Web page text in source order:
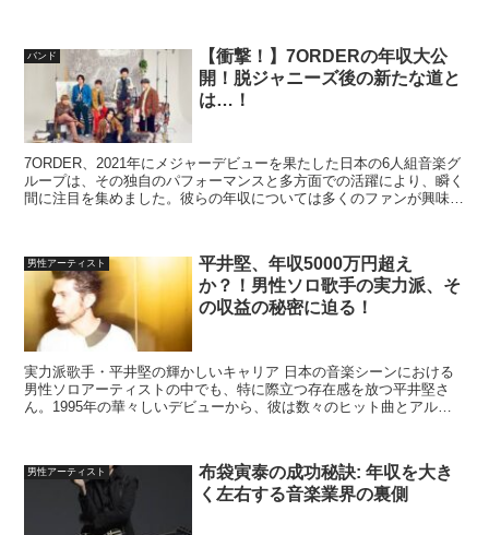
バンド
【衝撃！】7ORDERの年収大公
開！脱ジャニーズ後の新たな道と
は…！
7ORDER、2021年にメジャーデビューを果たした日本の6人組音楽グ
ループは、その独自のパフォーマンスと多方面での活躍により、瞬く
間に注目を集めました。彼らの年収については多くのファンが興味を
男性アーティスト
​平井堅、年収5000万円超え
か？！男性ソロ歌手の実力派、そ
の収益の秘密に迫る！
実力派歌手・平井堅の輝かしいキャリア 日本の音楽シーンにおける
男性ソロアーティストの中でも、特に際立つ存在感を放つ平井堅さ
ん。1995年の華々しいデビューから、彼は数々のヒット曲とアルバ
男性アーティスト
布袋寅泰の成功秘訣: 年収を大き
く左右する音楽業界の裏側